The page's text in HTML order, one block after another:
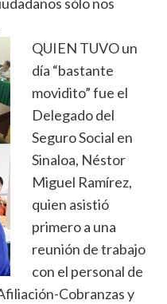
QUIEN TUVO un
día “bastante
movidito” fue el
Delegado del
Seguro Social en
Sinaloa, Néstor
Miguel Ramírez,
quien asistió
primero a una
reunión de trabajo
con el personal de
Cobranzas y